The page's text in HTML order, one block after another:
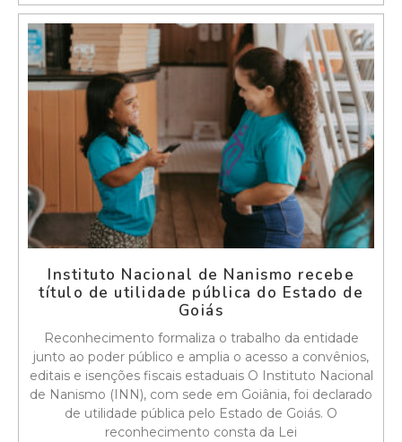
Instituto Nacional de Nanismo recebe
título de utilidade pública do Estado de
Goiás
Reconhecimento formaliza o trabalho da entidade
junto ao poder público e amplia o acesso a convênios,
editais e isenções fiscais estaduais O Instituto Nacional
de Nanismo (INN), com sede em Goiânia, foi declarado
de utilidade pública pelo Estado de Goiás. O
reconhecimento consta da Lei